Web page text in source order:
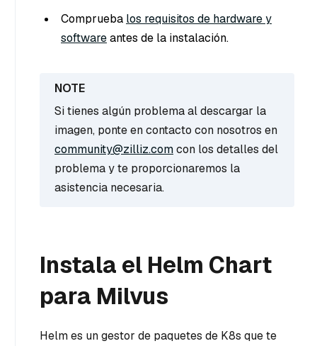
Comprueba los requisitos de hardware y
softwareantes de la instalación.
Si tienes algún problema al descargar la
imagen, ponte en contacto con nosotros en
community@zilliz.comcon los detalles del
problema y te proporcionaremos la
asistencia necesaria.
Instala el Helm Chart
para Milvus
Helm es un gestor de paquetes de K8s que te